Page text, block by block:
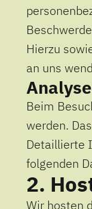
Hierzu
an uns
Beim
werden.
Detaillierte
folgenden
2.
Wir hosten